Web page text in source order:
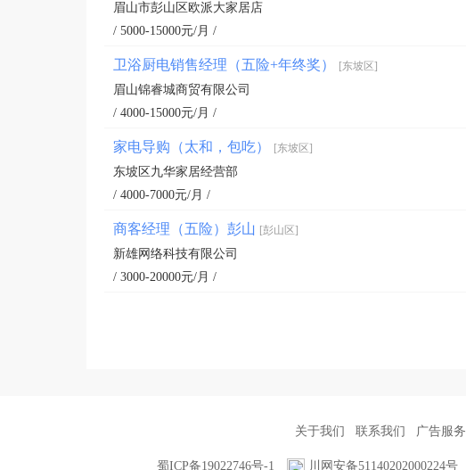
眉山市彭山区欧派大家居店
/ 5000-15000元/月 /
卫浴厨电销售经理（五险+年终奖） [东坡区]
眉山锦睿城商贸有限公司
/ 4000-15000元/月 /
家电导购（太和，包吃） [东坡区]
东坡区九华家居经营部
/ 4000-7000元/月 /
商客经理（五险）彭山 [彭山区]
新雄网络科技有限公司
/ 3000-20000元/月 /
关于我们 联系我们 广告服务
蜀ICP备19022746号-1 川网安备51140202000224号